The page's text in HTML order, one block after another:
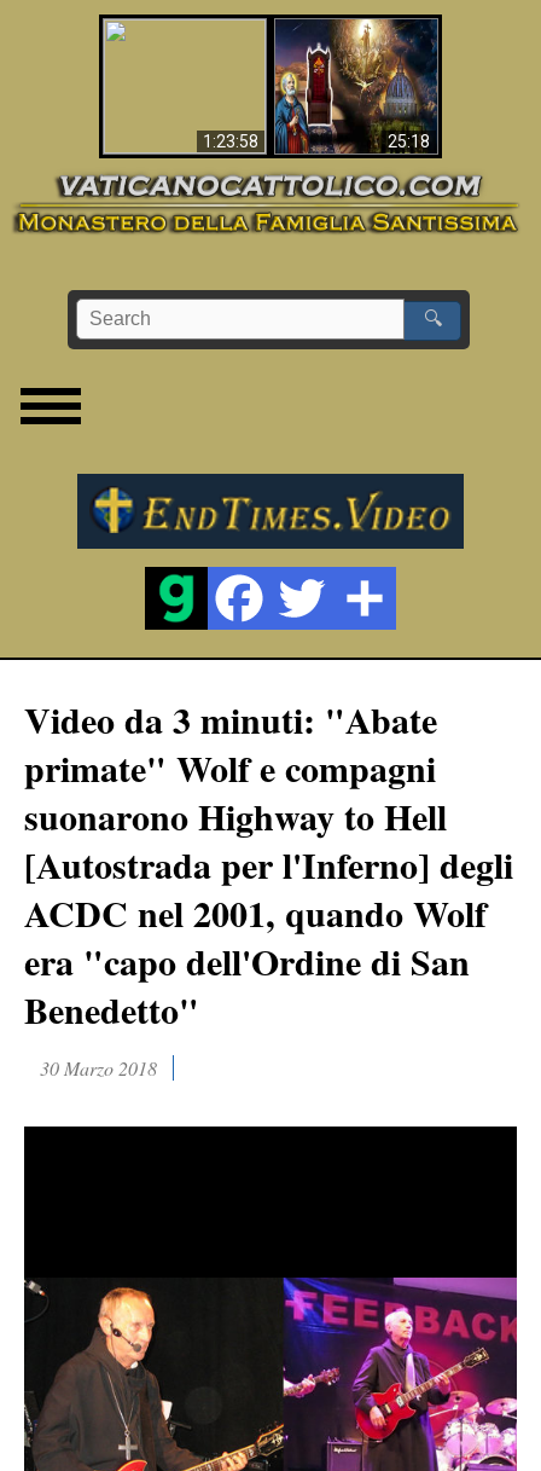
1:23:58 25:18
La Bibbia ha previsto
70 anni senza Papa?
🔍
Video da 3 minuti: "Abate
primate" Wolf e compagni
suonarono Highway to Hell
[Autostrada per l'Inferno] degli
ACDC nel 2001, quando Wolf
era "capo dell'Ordine di San
Benedetto"
30 Marzo 2018